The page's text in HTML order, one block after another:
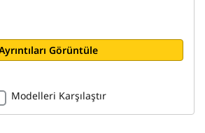
Görüntüle
Modelleri Karşılaştır